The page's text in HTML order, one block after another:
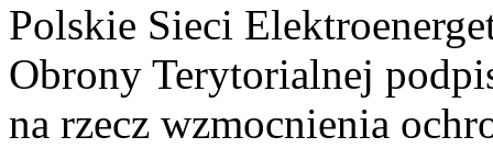
Polskie Sieci
Obrony Terytorialnej
na rzecz wzmocnienia